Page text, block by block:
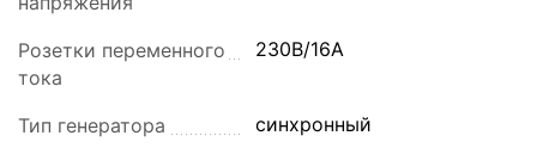
Розетки переменного
тока
230В/16А
Тип генератора синхронный